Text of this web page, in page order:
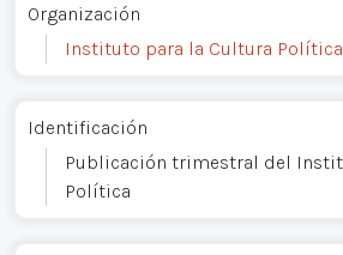
Organización
Instituto para la Cultura Política
Identificación
Publicación trimestral del
Política